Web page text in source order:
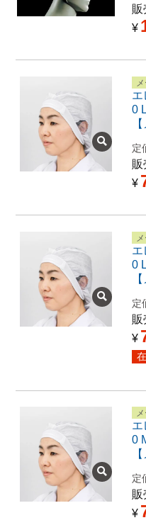
販
¥
エ
0
定
販
¥
エ
0
定
販
¥
エ
0
定
販
¥